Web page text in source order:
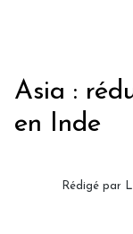
Asia :
en Inde
Rédigé par